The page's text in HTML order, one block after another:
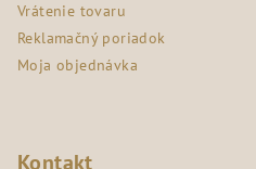
Vrátenie tovaru
Reklamačný poriadok
Moja objednávka
Kontakt